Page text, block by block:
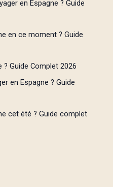
en Espagne ? Guide
en ce moment ? Guide
? Guide Complet 2026
en Espagne ? Guide
cet été ? Guide complet